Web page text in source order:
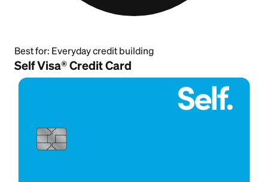
Best for: Everyday credit building
Self Visa® Credit Card